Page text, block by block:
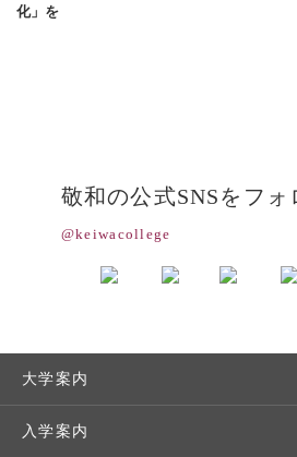
化」を
敬和の公式SNSをフォ
@keiwacollege
大学案内
敬和学園大学とは
入学案内